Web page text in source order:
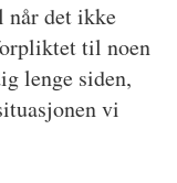
når det ikke
til noen
lenge siden,
vi